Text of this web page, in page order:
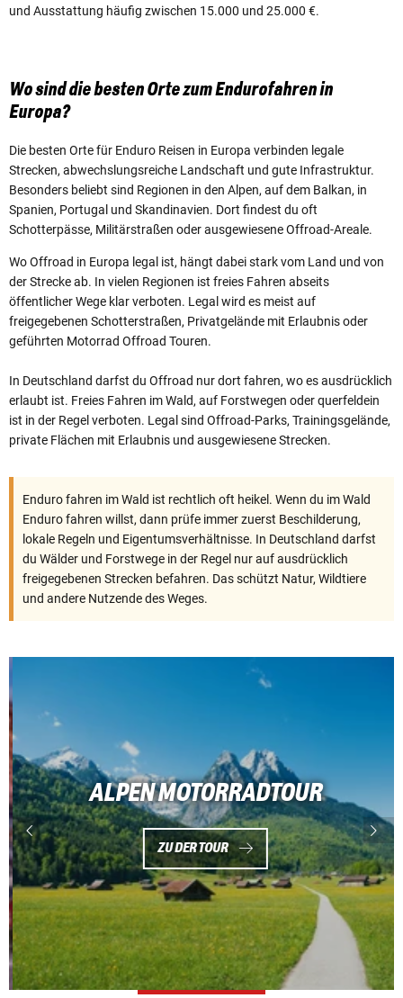
und Ausstattung häufig zwischen 15.000 und 25.000 €.
Wo sind die besten Orte zum Endurofahren in
Europa?
Die besten Orte für Enduro Reisen in Europa verbinden legale
Strecken, abwechslungsreiche Landschaft und gute Infrastruktur.
Besonders beliebt sind Regionen in den Alpen, auf dem Balkan, in
Spanien, Portugal und Skandinavien. Dort findest du oft
Schotterpässe, Militärstraßen oder ausgewiesene Offroad-Areale.
Wo Offroad in Europa legal ist, hängt dabei stark vom Land und von
der Strecke ab. In vielen Regionen ist freies Fahren abseits
öffentlicher Wege klar verboten. Legal wird es meist auf
freigegebenen Schotterstraßen, Privatgelände mit Erlaubnis oder
geführten Motorrad Offroad Touren.
In Deutschland darfst du Offroad nur dort fahren, wo es ausdrücklich
erlaubt ist. Freies Fahren im Wald, auf Forstwegen oder querfeldein
ist in der Regel verboten. Legal sind Offroad-Parks, Trainingsgelände,
private Flächen mit Erlaubnis und ausgewiesene Strecken.
Enduro fahren im Wald ist rechtlich oft heikel. Wenn du im Wald
Enduro fahren willst, dann prüfe immer zuerst Beschilderung,
lokale Regeln und Eigentumsverhältnisse. In Deutschland darfst
du Wälder und Forstwege in der Regel nur auf ausdrücklich
freigegebenen Strecken befahren. Das schützt Natur, Wildtiere
und andere Nutzende des Weges.
ALPEN MOTORRADTOUR
ZU DER TOUR